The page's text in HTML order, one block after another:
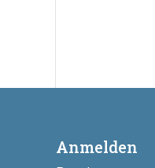
Anmelden